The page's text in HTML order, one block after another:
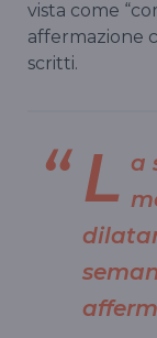
vista come
affermazione
scritti.
L a